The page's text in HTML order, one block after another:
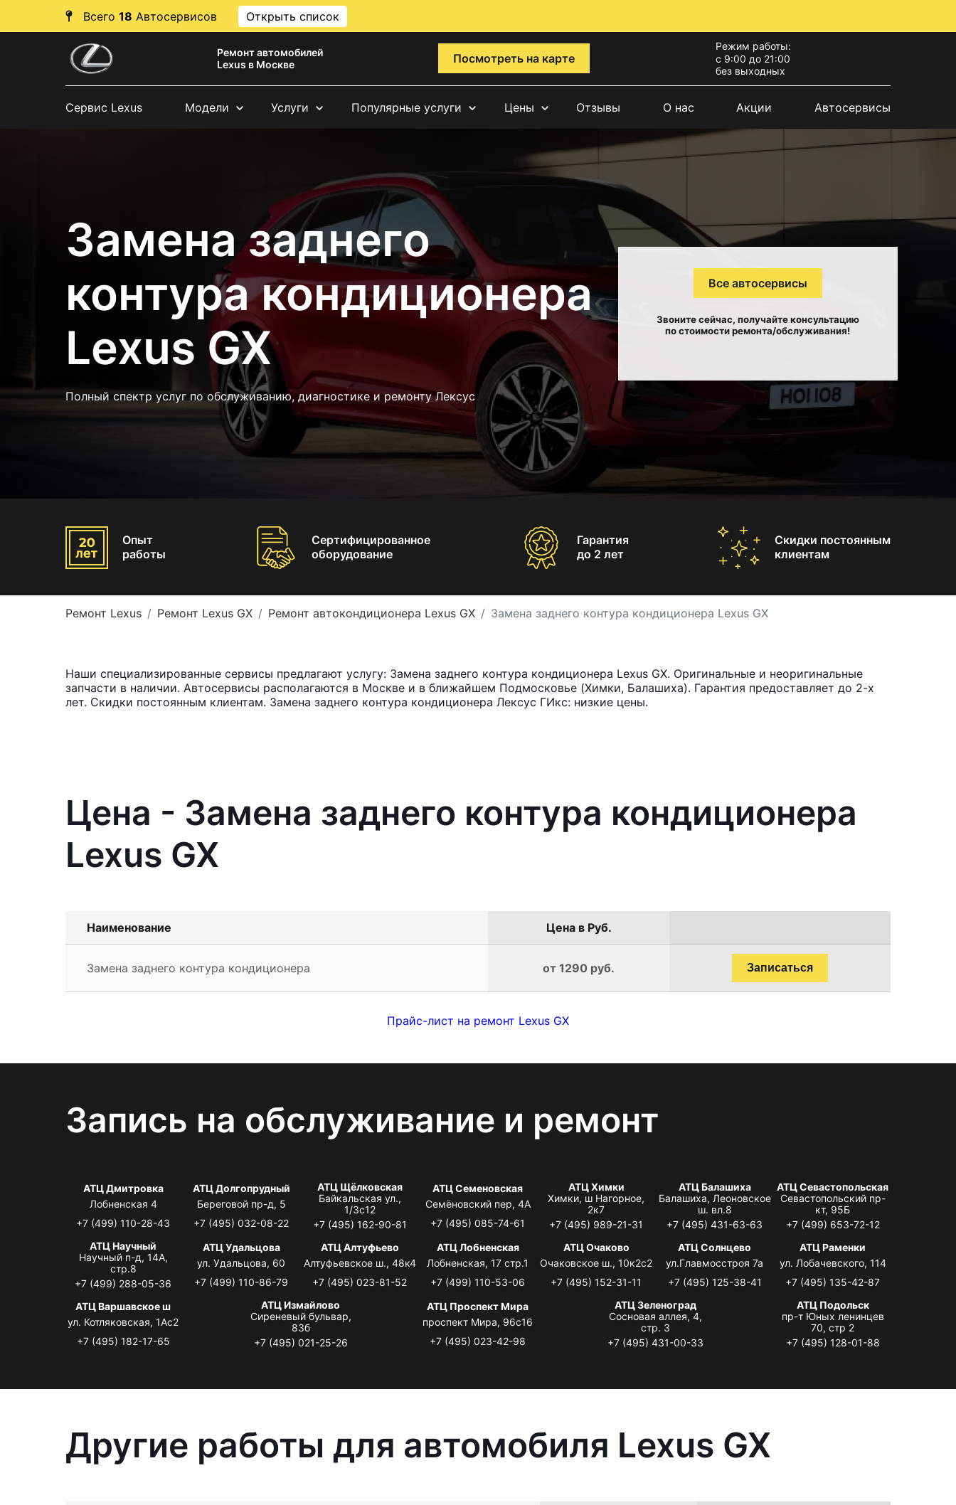
Всего 18 Автосервисов Открыть список
Ремонт автомобилей
Lexus в Москве
Посмотреть на карте
Режим работы:
с 9:00 до 21:00
без выходных
Сервис Lexus Модели Услуги Популярные услуги Цены Отзывы О нас Акции Автосервисы
Замена заднего
контура кондиционера
Lexus GX
Полный спектр услуг по обслуживанию, диагностике и ремонту Лексус
Все автосервисы
Звоните сейчас, получайте консультацию
по стоимости ремонта/обслуживания!
Опыт
работы
Сертифицированное
оборудование
Гарантия
до 2 лет
Скидки постоянным
клиентам
Ремонт Lexus Ремонт Lexus GX Ремонт автокондиционера Lexus GX Замена заднего контура кондиционера Lexus GX
Наши специализированные сервисы предлагают услугу: Замена заднего контура кондиционера Lexus GX. Оригинальные и неоригинальные
запчасти в наличии. Автосервисы располагаются в Москве и в ближайшем Подмосковье (Химки, Балашиха). Гарантия предоставляет до 2-х
лет. Скидки постоянным клиентам. Замена заднего контура кондиционера Лексус ГИкс: низкие цены.
Цена - Замена заднего контура кондиционера
Lexus GX
Наименование Цена в Руб.
Замена заднего контура кондиционера от 1290 руб. Записаться
Прайс-лист на ремонт Lexus GX
Запись на обслуживание и ремонт
АТЦ Дмитровка
Лобненская 4
+7 (499) 110-28-43
АТЦ Долгопрудный
Береговой пр-д, 5
+7 (495) 032-08-22
АТЦ Щёлковская
Байкальская ул.,
1/3с12
+7 (495) 162-90-81
АТЦ Семеновская
Семёновский пер, 4А
+7 (495) 085-74-61
АТЦ Химки
Химки, ш Нагорное,
2к7
+7 (495) 989-21-31
АТЦ Балашиха
Балашиха, Леоновское
ш. вл.8
+7 (495) 431-63-63
АТЦ Севастопольская
Севастопольский пр-
кт, 95Б
+7 (499) 653-72-12
АТЦ Научный
Научный п-д, 14А,
стр.8
+7 (499) 288-05-36
АТЦ Удальцова
ул. Удальцова, 60
+7 (499) 110-86-79
АТЦ Алтуфьево
Алтуфьевское ш., 48к4
+7 (495) 023-81-52
АТЦ Лобненская
Лобненская, 17 стр.1
+7 (499) 110-53-06
АТЦ Очаково
Очаковское ш., 10к2с2
+7 (495) 152-31-11
АТЦ Солнцево
ул.Главмосстроя 7а
+7 (495) 125-38-41
АТЦ Раменки
ул. Лобачевского, 114
+7 (495) 135-42-87
АТЦ Варшавское ш
ул. Котляковская, 1Ас2
+7 (495) 182-17-65
АТЦ Измайлово
Сиреневый бульвар,
83б
+7 (495) 021-25-26
АТЦ Проспект Мира
проспект Мира, 96с16
+7 (495) 023-42-98
АТЦ Зеленоград
Сосновая аллея, 4,
стр. 3
+7 (495) 431-00-33
АТЦ Подольск
пр-т Юных ленинцев
70, стр 2
+7 (495) 128-01-88
Другие работы для автомобиля Lexus GX